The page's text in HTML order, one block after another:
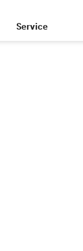
Service